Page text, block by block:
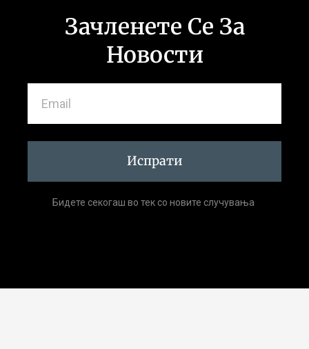
Зачленете Се За
Новости
Испрати
Бидете секогаш во тек со новите случувања